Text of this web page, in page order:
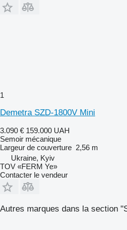
1
Demetra SZD-1800V Mini
3.090 € 159.000 UAH
Semoir mécanique
Largeur de couverture 2,56 m
Ukraine, Kyiv
TOV «FERM Ye»
Contacter le vendeur
Autres marques dans la section